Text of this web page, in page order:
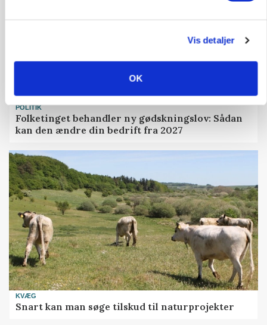
Vis detaljer
OK
POLITIK
Folketinget behandler ny gødskningslov: Sådan
kan den ændre din bedrift fra 2027
KVÆG
Snart kan man søge tilskud til naturprojekter